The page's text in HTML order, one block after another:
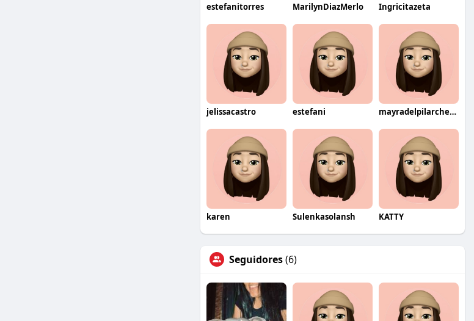
estefanitorres MarilynDiazMerlo Ingricitazeta
jelissacastro estefani mayradelpilarcherrechuyes
karen Sulenkasolansh KATTY
Seguidores(6)